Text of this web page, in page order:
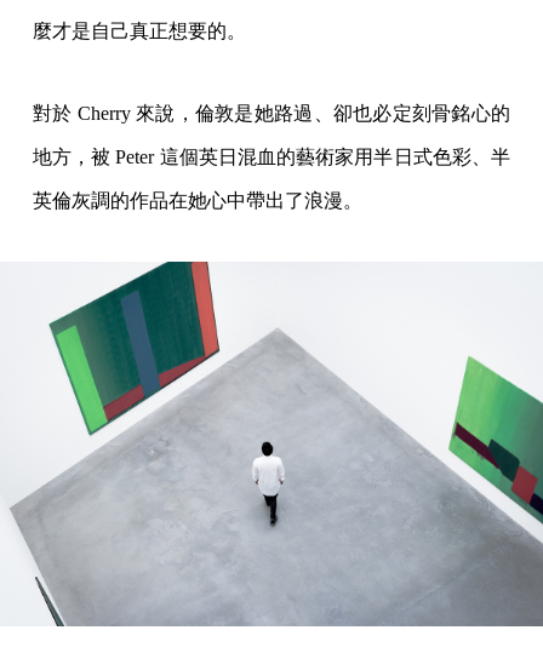
麼才是自己真正想要的。
對於 Cherry 來說，倫敦是她路過、卻也必定刻骨銘心的
地方，被 Peter 這個英日混血的藝術家用半日式色彩、半
英倫灰調的作品在她心中帶出了浪漫。